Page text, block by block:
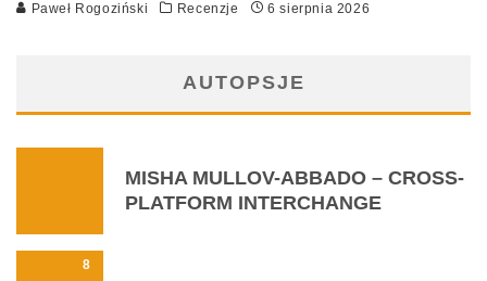
Paweł Rogoziński Recenzje 6 sierpnia 2026
AUTOPSJE
MISHA MULLOV-ABBADO – CROSS-
PLATFORM INTERCHANGE
8